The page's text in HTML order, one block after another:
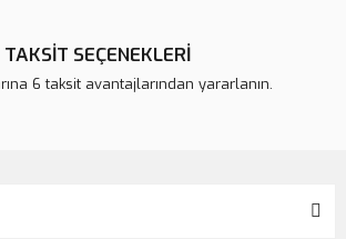
TAKSİT SEÇENEKLERİ
6 taksit avantajlarından yararlanın.